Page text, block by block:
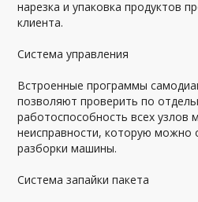
нарезка и упаковка продуктов
клиента.
Система управления
Встроенные программы
позволяют проверить по
работоспособность всех
неисправности, которую можно
разборки машины.
Система запайки пакета